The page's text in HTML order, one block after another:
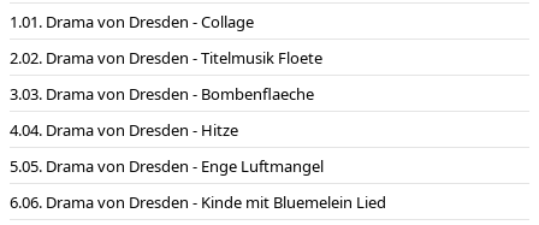
01. Drama von Dresden - Collage
02. Drama von Dresden - Titelmusik Floete
03. Drama von Dresden - Bombenflaeche
04. Drama von Dresden - Hitze
05. Drama von Dresden - Enge Luftmangel
06. Drama von Dresden - Kinde mit Bluemelein Lied
Film Verleih:ZDF/ Reihe Zeitzeugen von Guido Knopp
Film Interpreten:Philharmonisches Filmorchester München,
Leitung, Elektronik, Abmischung: Enjott Schneider